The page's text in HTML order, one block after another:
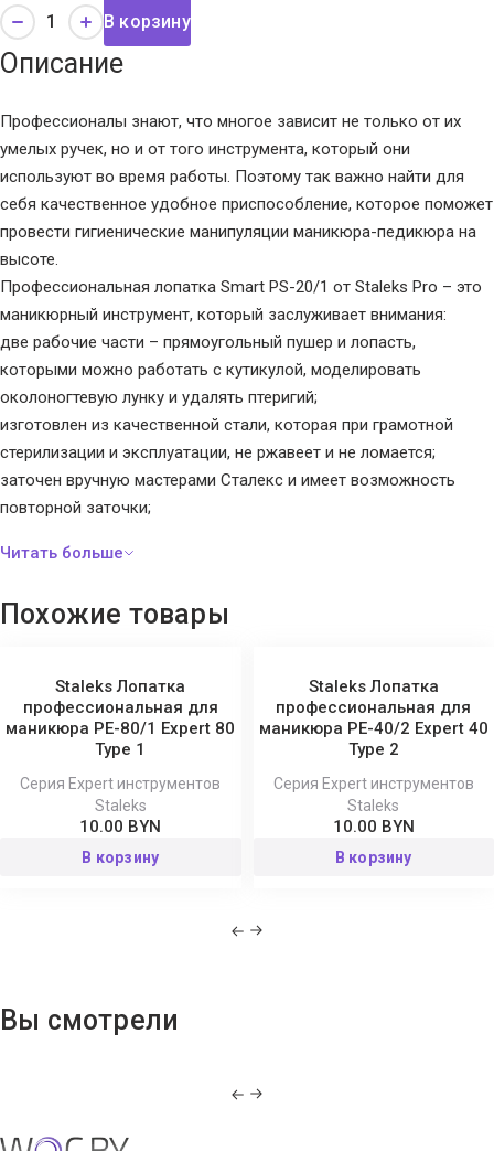
В корзину
Описание
Профессионалы знают, что многое зависит не только от их
умелых ручек, но и от того инструмента, который они
используют во время работы. Поэтому так важно найти для
себя качественное удобное приспособление, которое поможет
провести гигиенические манипуляции маникюра-педикюра на
высоте.
Профессиональная лопатка Smart PS-20/1 от Staleks Pro – это
маникюрный инструмент, который заслуживает внимания:
две рабочие части – прямоугольный пушер и лопасть,
которыми можно работать с кутикулой, моделировать
околоногтевую лунку и удалять птеригий;
изготовлен из качественной стали, которая при грамотной
стерилизации и эксплуатации, не ржавеет и не ломается;
заточен вручную мастерами Сталекс и имеет возможность
повторной заточки;
оснащен удобной ручкой с рельефными насечками, которые не
Похожие товары
Staleks Лопатка
профессиональная для
маникюра PE-80/1 Expert 80
Type 1
Серия Expert инструментов
Staleks
10.00 BYN
В корзину
Staleks Лопатка
профессиональная для
маникюра PE-40/2 Expert 40
Type 2
Серия Expert инструментов
Staleks
10.00 BYN
В корзину
Вы смотрели